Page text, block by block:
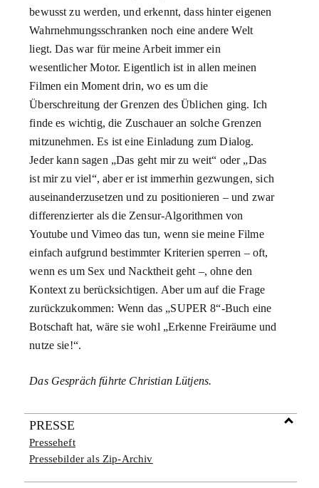
bewusst zu werden, und erkennt, dass hinter eigenen
Wahrnehmungsschranken noch eine andere Welt
liegt. Das war für meine Arbeit immer ein
wesentlicher Motor. Eigentlich ist in allen meinen
Filmen ein Moment drin, wo es um die
Überschreitung der Grenzen des Üblichen ging. Ich
finde es wichtig, die Zuschauer an solche Grenzen
mitzunehmen. Es ist eine Einladung zum Dialog.
Jeder kann sagen „Das geht mir zu weit“ oder „Das
ist mir zu viel“, aber er ist immerhin gezwungen, sich
auseinanderzusetzen und zu positionieren – und zwar
differenzierter als die Zensur-Algorithmen von
Youtube und Vimeo das tun, wenn sie meine Filme
einfach aufgrund bestimmter Kriterien sperren – oft,
wenn es um Sex und Nacktheit geht –, ohne den
Kontext zu berücksichtigen. Aber um auf die Frage
zurückzukommen: Wenn das „SUPER 8“-Buch eine
Botschaft hat, wäre sie wohl „Erkenne Freiräume und
nutze sie!“.
Das Gespräch führte Christian Lütjens.
PRESSE
Presseheft
Pressebilder als Zip-Archiv